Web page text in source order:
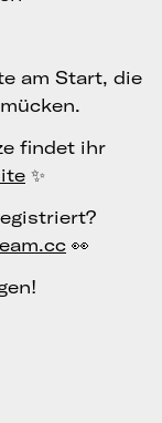
am Start, die
findet ihr
✨
👀